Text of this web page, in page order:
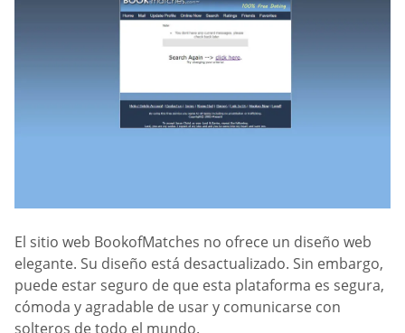
El sitio web BookofMatches no ofrece un diseño web
elegante. Su diseño está desactualizado. Sin embargo,
puede estar seguro de que esta plataforma es segura,
cómoda y agradable de usar y comunicarse con
solteros de todo el mundo.